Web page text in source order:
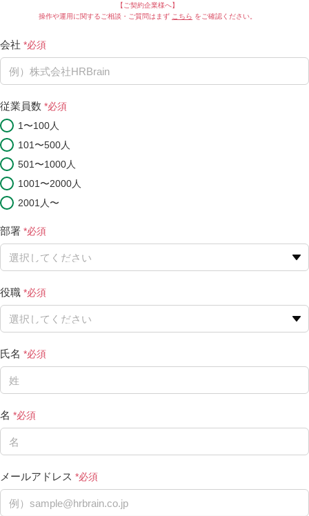
【ご契約企業様へ】
操作や運用に関するご相談・ご質問はまず こちら をご確認ください。
会社
従業員数
1〜100人
101〜500人
501〜1000人
1001〜2000人
2001人〜
部署
役職
氏名
名
メールアドレス